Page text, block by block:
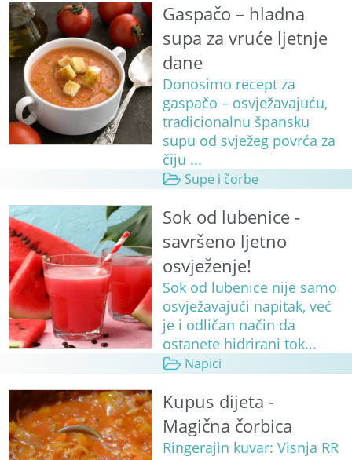
Gaspačo – hladna
supa za vruće ljetnje
dane
Donosimo recept za
gaspačo – osvježavajuću,
tradicionalnu špansku
supu od svježeg povrća za
čiju ...
Supe i čorbe
Sok od lubenice -
savršeno ljetno
osvježenje!
Sok od lubenice nije samo
osvježavajući napitak, već
je i odličan način da
ostanete hidrirani tok...
Napici
Kupus dijeta -
Magična čorbica
Ringerajin kuvar: Visnja RR